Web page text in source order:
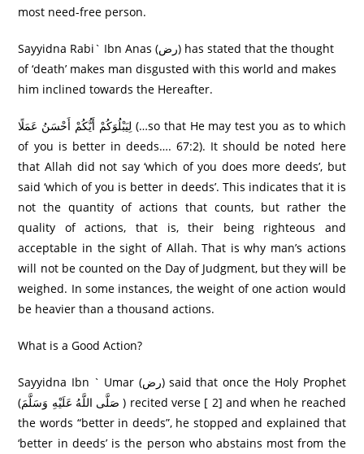
most need-free person.
Sayyidna Rabi` Ibn Anas (رض) has stated that the thought
of ‘death’ makes man disgusted with this world and makes
him inclined towards the Hereafter.
لِيَبْلُوَكُمْ أَيُّكُمْ أَحْسَنُ عَمَلًا (…so that He may test you as to which
of you is better in deeds…. 67:2). It should be noted here
that Allah did not say ‘which of you does more deeds’, but
said ‘which of you is better in deeds’. This indicates that it is
not the quantity of actions that counts, but rather the
quality of actions, that is, their being righteous and
acceptable in the sight of Allah. That is why man’s actions
will not be counted on the Day of Judgment, but they will be
weighed. In some instances, the weight of one action would
be heavier than a thousand actions.
What is a Good Action?
Sayyidna Ibn ` Umar (رض) said that once the Holy Prophet
(صَلَّى اللَّهُ عَلَيْهِ وَسَلَّمَ ) recited verse [ 2] and when he reached
the words “better in deeds”, he stopped and explained that
‘better in deeds’ is the person who abstains most from the